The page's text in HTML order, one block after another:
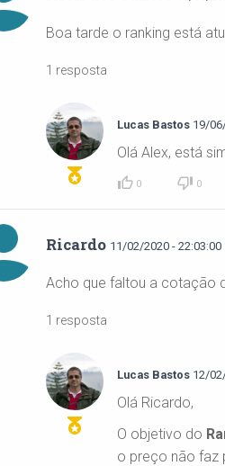
Boa tarde o ranking está
1 resposta
Lucas Bastos 19/
Olá Alex, está
0 0
Ricardo 11/02/2020 - 22:03:00
Acho que faltou a cotação
1 resposta
Lucas Bastos 12/
Olá Ricardo,
O objetivo do
o preço não faz